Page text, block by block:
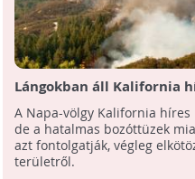
Lángokban áll Kalifornia
szőlővidéke!
A Napa-völgy Kalifornia híres
de a hatalmas bozóttüzek
azt fontolgatják, végleg
területről.